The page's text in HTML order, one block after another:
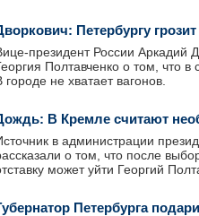
Петербургу
президент России Аркадий
Полтавченко о том, что
городе не хватает вагонов.
В Кремле считают
в администрации
о том, что после
может уйти Георгий
Петербурга